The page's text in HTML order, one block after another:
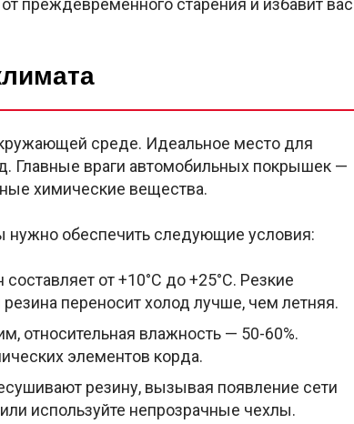
преждевременного старения и избавит вас
среде. Идеальное место для
Главные враги автомобильных покрышек —
химические вещества.
нужно обеспечить следующие условия:
от +10°C до +25°C. Резкие
переносит холод лучше, чем летняя.
относительная влажность — 50-60%.
элементов корда.
резину, вызывая появление сети
используйте непрозрачные чехлы.